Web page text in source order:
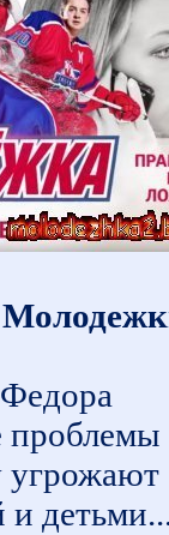
проблемы
угрожают